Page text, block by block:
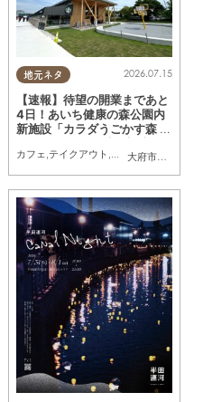
東浦町 ,半田市 ,常滑市 ,武豊町,南知多町
ネタ,親子,家族
地元ネタ
大府市
,東浦町
2026.07.15
【速報】待望の開業まであと
4日！あいち健康の森公園内
新施設「カラダうごかす森 H
カフェ,テイクアウト ,開店,まちネタ